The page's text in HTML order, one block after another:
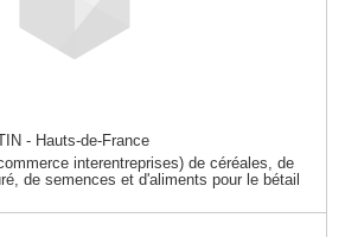
- Hauts-de-France
interentreprises) de céréales, de
de semences et d'aliments pour le bétail